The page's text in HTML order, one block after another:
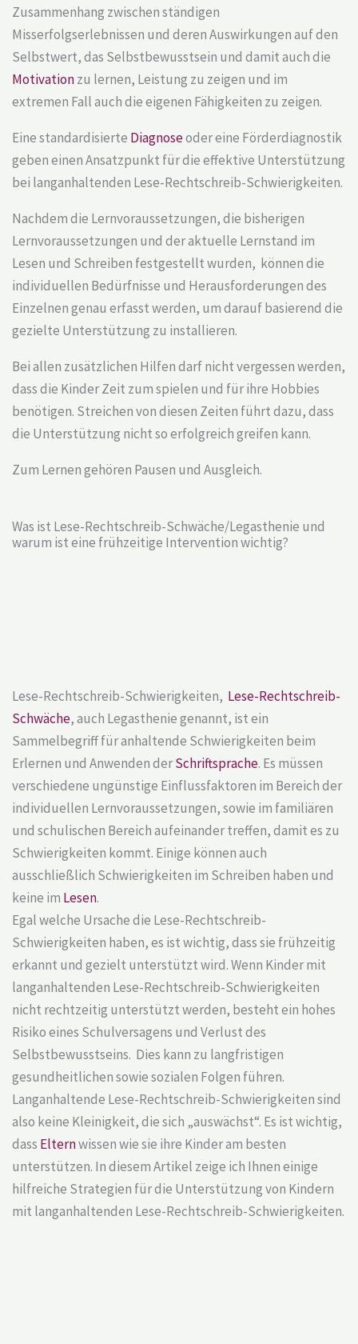
Zusammenhang zwischen ständigen
Misserfolgserlebnissen und deren Auswirkungen auf den
Selbstwert, das Selbstbewusstsein und damit auch die
Motivationzu lernen, Leistung zu zeigen und im
extremen Fall auch die eigenen Fähigkeiten zu zeigen.
Eine standardisierte Diagnoseoder eine Förderdiagnostik
geben einen Ansatzpunkt für die effektive Unterstützung
bei langanhaltenden Lese-Rechtschreib-Schwierigkeiten.
Nachdem die Lernvoraussetzungen, die bisherigen
Lernvoraussetzungen und der aktuelle Lernstand im
Lesen und Schreiben festgestellt wurden, können die
individuellen Bedürfnisse und Herausforderungen des
Einzelnen genau erfasst werden, um darauf basierend die
gezielte Unterstützung zu installieren.
Bei allen zusätzlichen Hilfen darf nicht vergessen werden,
dass die Kinder Zeit zum spielen und für ihre Hobbies
benötigen. Streichen von diesen Zeiten führt dazu, dass
die Unterstützung nicht so erfolgreich greifen kann.
Zum Lernen gehören Pausen und Ausgleich.
Was ist Lese-Rechtschreib-Schwäche/Legasthenie und
warum ist eine frühzeitige Intervention wichtig?
Lese-Rechtschreib-Schwierigkeiten, Lese-Rechtschreib-
Schwäche, auch Legasthenie genannt, ist ein
Sammelbegriff für anhaltende Schwierigkeiten beim
Erlernen und Anwenden derSchriftsprache. Es müssen
verschiedene ungünstige Einflussfaktoren im Bereich der
individuellen Lernvoraussetzungen, sowie im familiären
und schulischen Bereich aufeinander treffen, damit es zu
Schwierigkeiten kommt. Einige können auch
ausschließlich Schwierigkeiten im Schreiben haben und
keine im Lesen.
Egal welche Ursache die Lese-Rechtschreib-
Schwierigkeiten haben, es ist wichtig, dass sie frühzeitig
erkannt und gezielt unterstützt wird. Wenn Kinder mit
langanhaltenden Lese-Rechtschreib-Schwierigkeiten
nicht rechtzeitig unterstützt werden, besteht ein hohes
Risiko eines Schulversagens und Verlust des
Selbstbewusstseins. Dies kann zu langfristigen
gesundheitlichen sowie sozialen Folgen führen.
Langanhaltende Lese-Rechtschreib-Schwierigkeiten sind
also keine Kleinigkeit, die sich „auswächst“. Es ist wichtig,
dass Elternwissen wie sie ihre Kinder am besten
unterstützen. In diesem Artikel zeige ich Ihnen einige
hilfreiche Strategien für die Unterstützung von Kindern
mit langanhaltenden Lese-Rechtschreib-Schwierigkeiten.